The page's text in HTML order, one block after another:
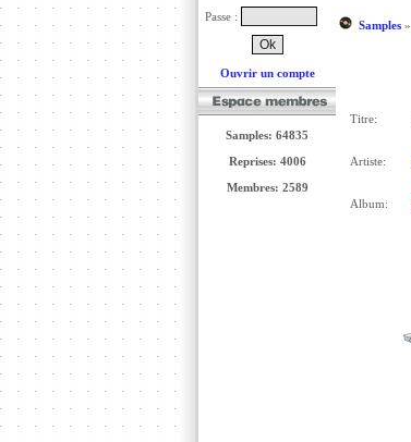
Passe :
Ouvrir un compte
Samples: 64835
Reprises: 4006
Membres: 2589
Samples»
Titre:
Artiste:
Album: